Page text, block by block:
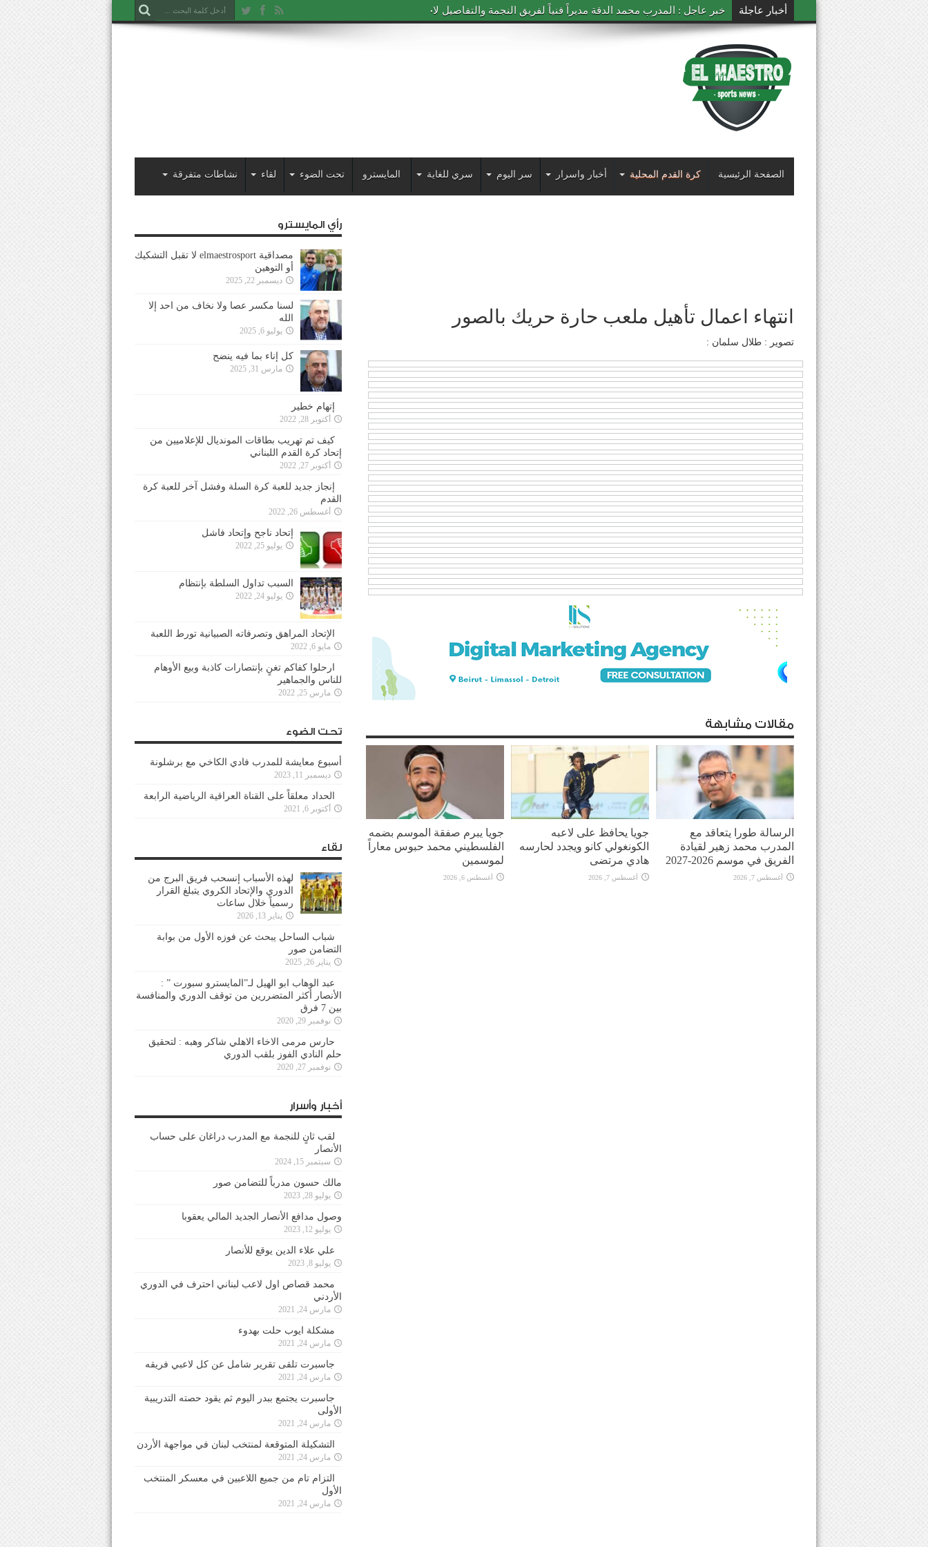
أخبار عاجلة خبر عاجل : المدرب محمد الدقة مديراً فنياً لفريق النجمة والتفاصيل لاحقاً
الصفحة الرئيسية كرة القدم المحلية أخبار واسرار سر اليوم سري للغاية المايسترو تحت الضوء لقاء نشاطات متفرقة
انتهاء اعمال تأهيل ملعب حارة حريك بالصور
تصوير : طلال سلمان :
مقالات مشابهة
الرسالة طورا يتعاقد مع
المدرب محمد زهير لقيادة
الفريق في موسم 2026-2027
أغسطس 7, 2026
جويا يحافظ على لاعبه
الكونغولي كانو ويجدد لحارسه
هادي مرتضى
أغسطس 7, 2026
جويا يبرم صفقة الموسم بضمه
الفلسطيني محمد حبوس معاراً
لموسمين
أغسطس 6, 2026
رأي المايسترو
مصداقية elmaestrosport لا تقبل التشكيك
أو التوهين
ديسمبر 22, 2025
لسنا مكسر عصا ولا نخاف من احد إلا
الله
يوليو 6, 2025
كل إناء بما فيه ينضح
مارس 31, 2025
إتهام خطير
أكتوبر 28, 2022
كيف تم تهريب بطاقات المونديال للإعلاميين من
إتحاد كرة القدم اللبناني
أكتوبر 27, 2022
إنجاز جديد للعبة كرة السلة وفشل آخر للعبة كرة
القدم
أغسطس 26, 2022
إتحاد ناجح وإتحاد فاشل
يوليو 25, 2022
السبب تداول السلطة بإنتظام
يوليو 24, 2022
الإتحاد المراهق وتصرفاته الصبيانية تورط اللعبة
مايو 6, 2022
ارحلوا كفاكم تغنٍ بإنتصارات كاذبة وبيع الأوهام
للناس والجماهير
مارس 25, 2022
تحت الضوء
أسبوع معايشة للمدرب فادي الكاخي مع برشلونة
ديسمبر 11, 2023
الحداد معلقاً على القناة العراقية الرياضية الرابعة
أكتوبر 6, 2021
لقاء
لهذه الأسباب إنسحب فريق البرج من
الدوري والإتحاد الكروي يتبلغ القرار
رسمياً خلال ساعات
يناير 13, 2026
شباب الساحل يبحث عن فوزه الأول من بوابة
التضامن صور
يناير 26, 2025
عبد الوهاب ابو الهيل لـ”المايسترو سبورت ” :
الأنصار أكثر المتضررين من توقف الدوري والمنافسة
بين 7 فرق
نوفمبر 29, 2020
حارس مرمى الاخاء الاهلي شاكر وهبه : لتحقيق
حلم النادي الفوز بلقب الدوري
نوفمبر 27, 2020
أخبار وأسرار
لقب ثانٍ للنجمة مع المدرب دراغان على حساب
الأنصار
سبتمبر 15, 2024
مالك حسون مدرباً للتضامن صور
يوليو 28, 2023
وصول مدافع الأنصار الجديد المالي يعقوبا
يوليو 12, 2023
علي علاء الدين يوقع للأنصار
يوليو 8, 2023
محمد قصاص اول لاعب لبناني احترف في الدوري
الأردني
مارس 24, 2021
مشكلة ايوب حلت بهدوء
مارس 24, 2021
جاسبرت تلقى تقرير شامل عن كل لاعبي فريقه
مارس 24, 2021
جاسبرت يجتمع ببدر اليوم ثم يقود حصته التدريبية
الأولى
مارس 24, 2021
التشكيلة المتوقعة لمنتخب لبنان في مواجهة الأردن
مارس 24, 2021
التزام تام من جميع اللاعبين في معسكر المنتخب
الأول
مارس 24, 2021